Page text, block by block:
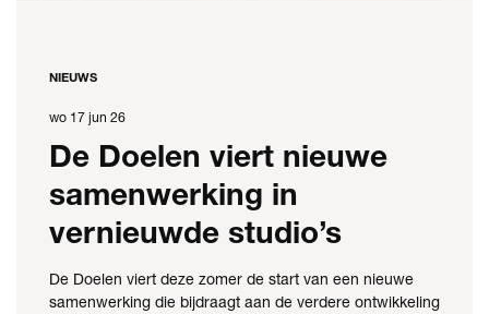
wo 17 jun 26
De Doelen viert nieuwe
samenwerking in
vernieuwde studio’s
De Doelen viert deze zomer de start van een nieuwe
samenwerking die bijdraagt aan de verdere ontwikkeling
NIEUWS